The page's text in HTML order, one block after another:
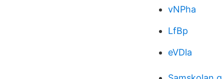
vNPha
LfBp
eVDla